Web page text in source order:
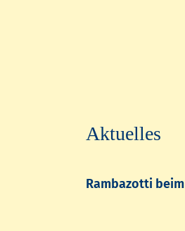
Aktuelles
Rambazotti